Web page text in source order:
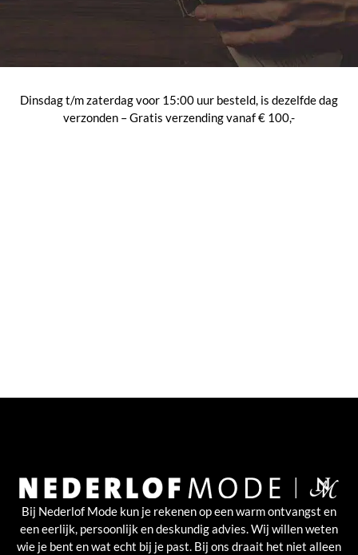
Dinsdag t/m zaterdag voor 15:00 uur besteld, is dezelfde dag
verzonden – Gratis verzending vanaf € 100,-
Bij Nederlof Mode kun je rekenen op een warm ontvangst en
een eerlijk, persoonlijk en deskundig advies. Wij willen weten
wie je bent en wat echt bij je past. Bij ons draait het niet alleen